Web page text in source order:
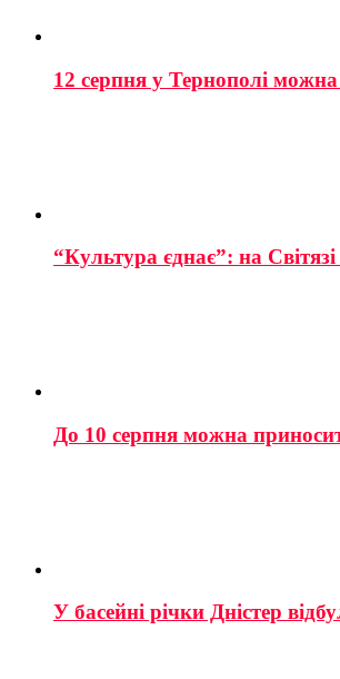
12 серпня у Тернополі можна
“Культура єднає”: на
До 10 серпня можна
У басейні річки Дністер